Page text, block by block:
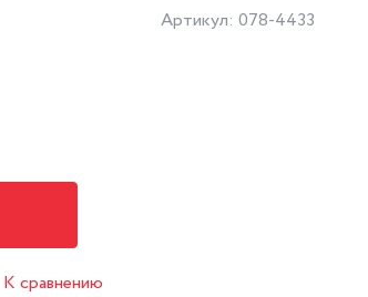
Артикул: 078-4433
К сравнению